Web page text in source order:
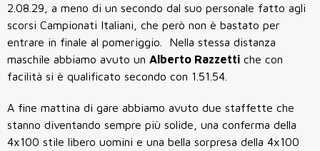
2.08.29, a meno di un secondo dal suo personale fatto agli
scorsi Campionati Italiani, che però non è bastato per
entrare in finale al pomeriggio. Nella stessa distanza
maschile abbiamo avuto un Alberto Razzetti che con
facilità si è qualificato secondo con 1.51.54.
A fine mattina di gare abbiamo avuto due staffette che
stanno diventando sempre più solide, una conferma della
4x100 stile libero uomini e una bella sorpresa della 4x100